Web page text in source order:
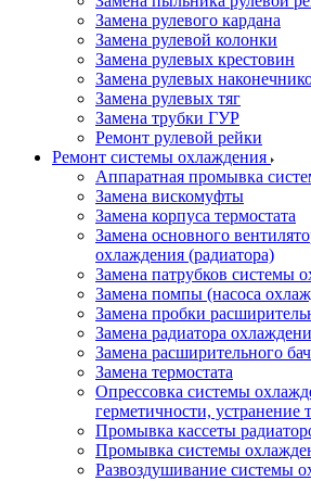
Замена рулевого кардана
Замена рулевой колонки
Замена рулевых крестовин
Замена рулевых
Замена рулевых тяг
Замена трубки ГУР
Ремонт рулевой рейки
Ремонт системы охлаждения
Аппаратная промывка
Замена вискомуфты
Замена корпуса термостата
Замена основного
охлаждения (радиатора)
Замена патрубков системы
Замена помпы (насоса
Замена пробки
Замена радиатора
Замена расширительного
Замена термостата
Опрессовка системы
герметичности, устранение
Промывка кассеты
Промывка системы
Развоздушивание системы